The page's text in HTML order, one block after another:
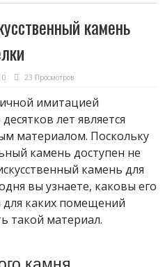
камень
0 23 Просмотров
имитацией
лет является
материалом. Поскольку
камень доступен не
камень для
вы узнаете, каковы его
для каких помещений
такой материал.